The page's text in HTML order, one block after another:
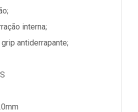
interna;
antiderrapante;